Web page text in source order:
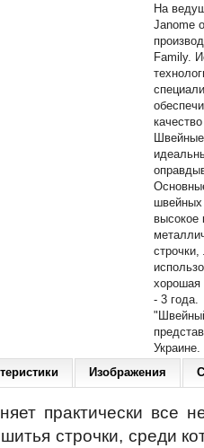
На
Janome
Family.
высокое
строчки,
хорошая
- 3 года.
Украине.
Изображения
практически все
строчки, среди